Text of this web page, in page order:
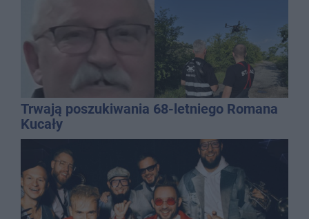
Trwają poszukiwania 68-letniego Romana
Kucały